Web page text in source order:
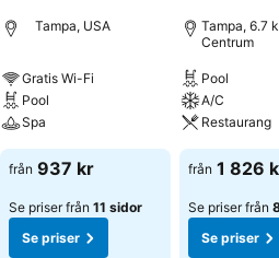
Tampa, USA
Gratis Wi-Fi
Pool
Spa
från 937 kr
Se priser från 11 sidor
Se priser
Tampa, 6.7
Centrum
Pool
A/C
Restaurang
från 1 826
Se priser från
Se priser